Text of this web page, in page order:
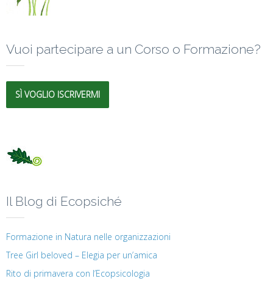
Vuoi partecipare a un Corso o Formazione?
SÌ VOGLIO ISCRIVERMI
Il Blog di Ecopsiché
Formazione in Natura nelle organizzazioni
Tree Girl beloved – Elegia per un’amica
Rito di primavera con l’Ecopsicologia